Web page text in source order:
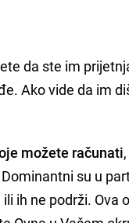
da ste im
Ako vide da im
možete računati
su u
ih ne podrži. Ova